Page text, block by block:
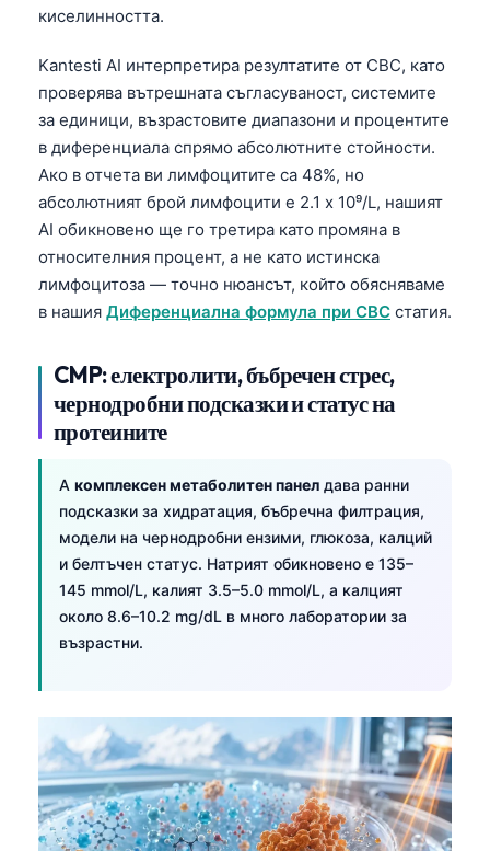
киселинността.
Kantesti AI интерпретира резултатите от CBC, като
проверява вътрешната съгласуваност, системите
за единици, възрастовите диапазони и процентите
в диференциала спрямо абсолютните стойности.
Ако в отчета ви лимфоцитите са 48%, но
абсолютният брой лимфоцити е 2.1 x 10⁹/L, нашият
AI обикновено ще го третира като промяна в
относителния процент, а не като истинска
лимфоцитоза — точно нюансът, който обясняваме
в нашия Диференциална формула при CBC статия.
CMP: електролити, бъбречен стрес,
чернодробни подсказки и статус на
протеините
A комплексен метаболитен панел дава ранни
подсказки за хидратация, бъбречна филтрация,
модели на чернодробни ензими, глюкоза, калций
и белтъчен статус. Натрият обикновено е 135–
145 mmol/L, калият 3.5–5.0 mmol/L, а калцият
около 8.6–10.2 mg/dL в много лаборатории за
възрастни.